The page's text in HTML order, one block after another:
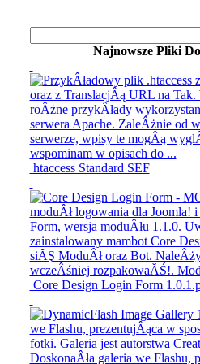
Najnowsze Pliki
htaccess Standard SEF
Core Design Login Form